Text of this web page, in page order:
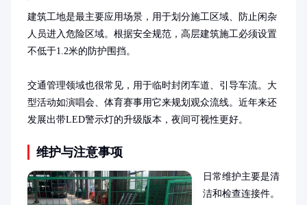
建筑工地是最主要应用场景，用于划分施工区域、防止闲杂
人员进入危险区域。根据安全规范，高层建筑施工必须设置
不低于1.2米的防护围挡。
交通管理领域也很常见，用于临时封闭车道、引导车流。大
型活动如演唱会、体育赛事用它来规划观众流线。近年来还
发展出带LED警示灯的升级版本，夜间可视性更好。
维护与注意事项
日常维护主要是清
洁和检查连接件。